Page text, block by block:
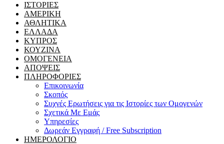
ΙΣΤΟΡΙΕΣ
ΑΜΕΡΙΚΗ
ΑΘΛΗΤΙΚΑ
ΕΛΛΑΔΑ
ΚΥΠΡΟΣ
ΚΟΥΖΙΝΑ
ΟΜΟΓΕΝΕΙΑ
ΑΠΟΨΕΙΣ
ΠΛΗΡΟΦΟΡΙΕΣ
Επικοινωνία
Σκοπός
Συχνές Ερωτήσεις για τις Ιστορίες των Ομογενών
Σχετικά Με Εμάς
Υπηρεσίες
Δωρεάν Εγγραφή / Free Subscription
ΗΜΕΡΟΛΟΓΙΟ